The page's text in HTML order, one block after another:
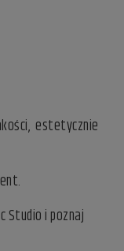
estetycznie
Studio i poznaj